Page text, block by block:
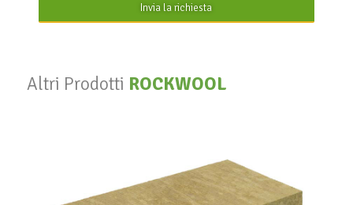
Invia la richiesta
Altri Prodotti ROCKWOOL
220 compresso